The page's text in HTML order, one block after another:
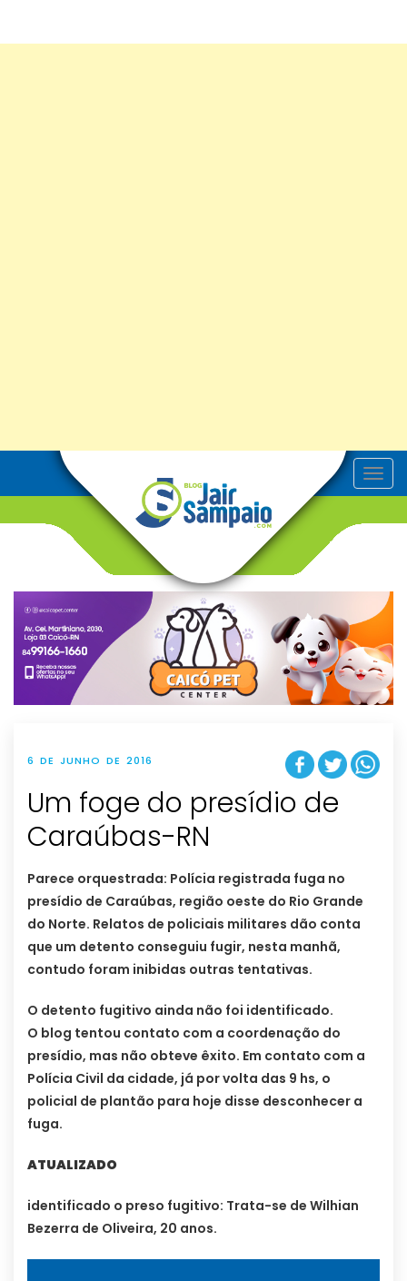
T
o
v
g
t
i
o
n
6 DE JUNHO DE 2016
Um foge do presídio de
Caraúbas-RN
Parece orquestrada: Polícia registrada fuga no
presídio de Caraúbas, região oeste do Rio Grande
do Norte. Relatos de policiais militares dão conta
que um detento conseguiu fugir, nesta manhã,
contudo foram inibidas outras tentativas.
O detento fugitivo ainda não foi identificado.
O blog tentou contato com a coordenação do
presídio, mas não obteve êxito. Em contato com a
Polícia Civil da cidade, já por volta das 9 hs, o
policial de plantão para hoje disse desconhecer a
fuga.
ATUALIZADO
identificado o preso fugitivo: Trata-se de Wilhian
Bezerra de Oliveira, 20 anos.